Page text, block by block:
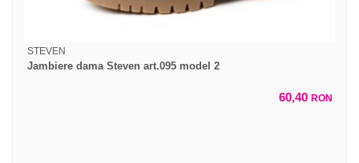
STEVEN
Jambiere dama Steven art.095 model 2
60,40 RON